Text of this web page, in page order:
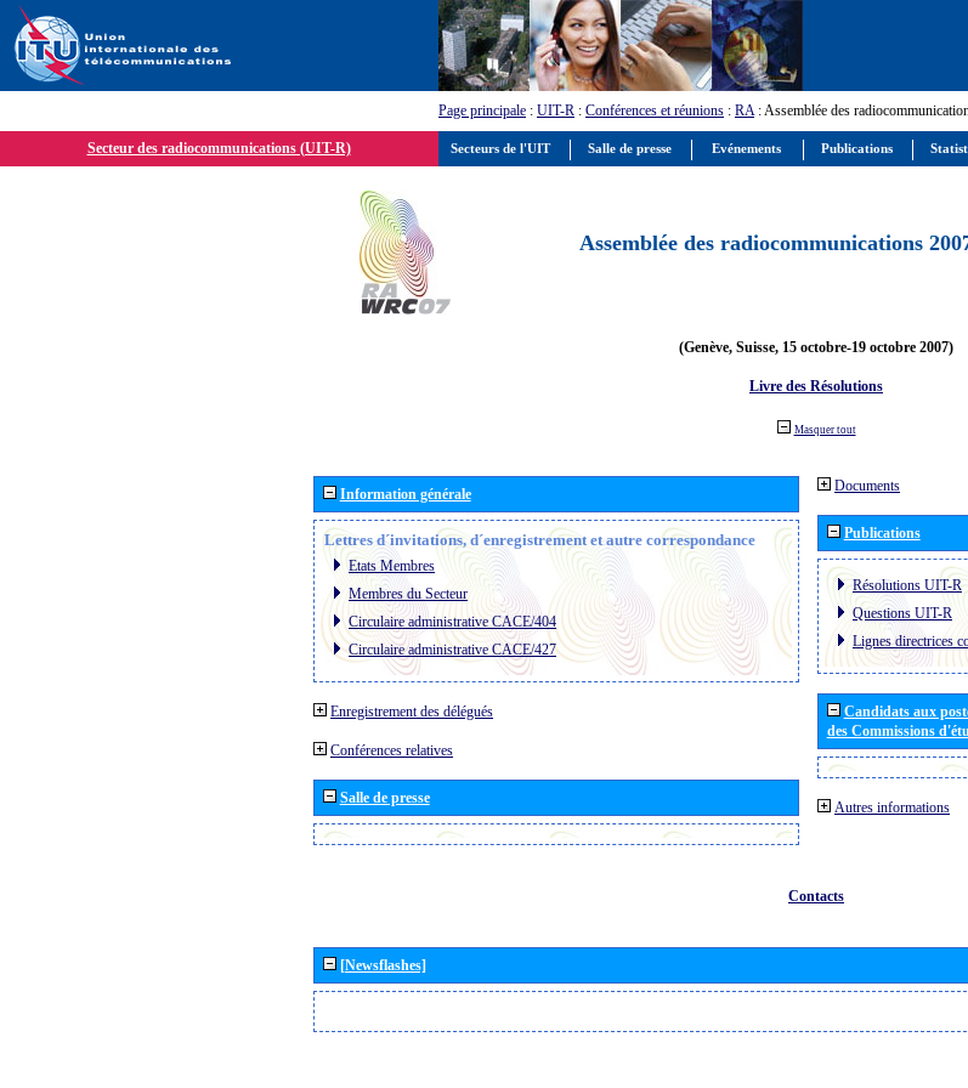
Page principale : UIT-R : Conférences et réunions : RA: Assemblée des
Secteur des radiocommunications (UIT-R)
Assemblée des radiocommunications
(Genève, Suisse, 15 octobre-19 octobre 2007)
Livre des Résolutions
Masquer tout
Information générale
Lettres d´invitations, d´enregistrement et autre correspondance
Etats Membres
Membres du Secteur
Circulaire administrative CACE/404
Circulaire administrative CACE/427
Enregistrement des délégués
Conférences relatives
Salle de presse
Documents
Publications
Résolutions UIT-R
Questions UIT-R
Lignes directrices
Candidats aux
des Commissions
Autres informations
Contacts
[Newsflashes]
Secteurs de l'UIT Salle de presse Evénements Publications